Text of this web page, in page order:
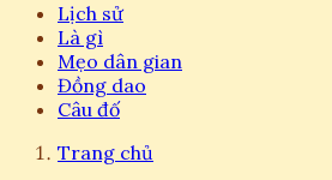
Lịch sử
Là gì
Mẹo dân gian
Đồng dao
Câu đố
Trang chủ